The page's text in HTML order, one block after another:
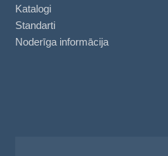
Katalogi
Standarti
Noderīga informācija